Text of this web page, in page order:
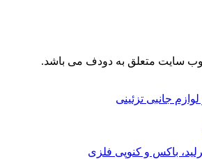
وب سایت متعلق به دودف می باشد.
جانبی تزئینی
باکس و کنوپی فلزی